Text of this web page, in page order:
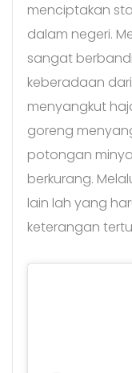
menciptakan
dalam negeri.
sangat
keberadaan
menyangkut
goreng
potongan
berkurang.
lain lah yang
keterangan